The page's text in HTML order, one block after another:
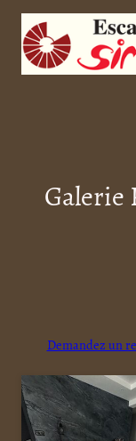
Galerie
Demandez un